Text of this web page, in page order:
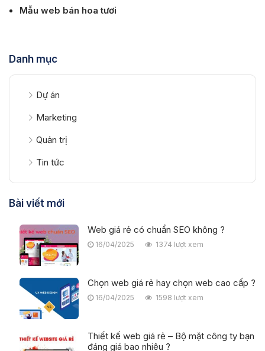
Mẫu web bán hoa tươi
Danh mục
Dự án
Marketing
Quản trị
Tin tức
Bài viết mới
Web giá rẻ có chuẩn SEO không ?
16/04/2025 1374 lượt xem
Chọn web giá rẻ hay chọn web cao cấp ?
16/04/2025 1598 lượt xem
Thiết kế web giá rẻ – Bộ mặt công ty bạn
đáng giá bao nhiêu ?